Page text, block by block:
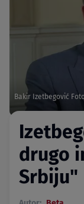
Bakir Izetbegović
drugo
Srbiju"